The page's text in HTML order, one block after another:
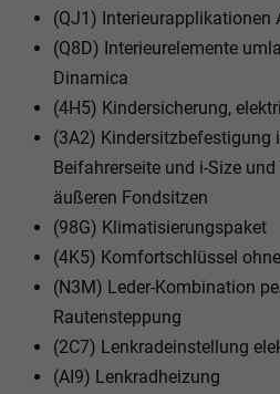
(QJ1)
(Q8D) Interieurelemente
Dinamica
(4H5) Kindersicherung,
(3A2) Kindersitzbefestigung
Beifahrerseite und i-Size
äußeren Fondsitzen
(98G) Klimatisierungspaket
(4K5) Komfortschlüssel
(N3M) Leder-Kombination
Rautensteppung
(2C7) Lenkradeinstellung
(AI9) Lenkradheizung